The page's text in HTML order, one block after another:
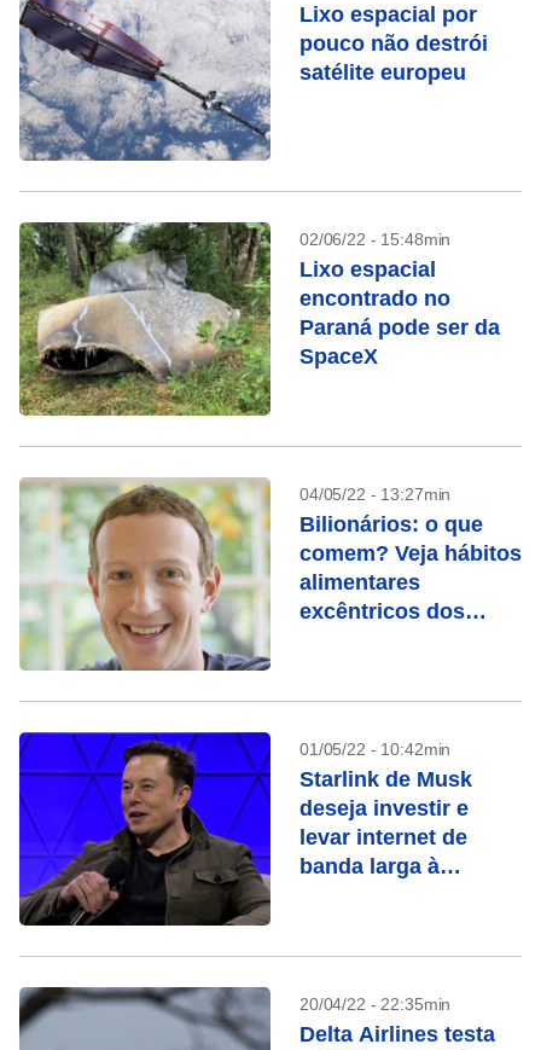
Lixo espacial por
pouco não destrói
satélite europeu
02/06/22 - 15:48min
Lixo espacial
encontrado no
Paraná pode ser da
SpaceX
04/05/22 - 13:27min
Bilionários: o que
comem? Veja hábitos
alimentares
excêntricos dos
01/05/22 - 10:42min
Starlink de Musk
deseja investir e
levar internet de
banda larga à
20/04/22 - 22:35min
Delta Airlines testa